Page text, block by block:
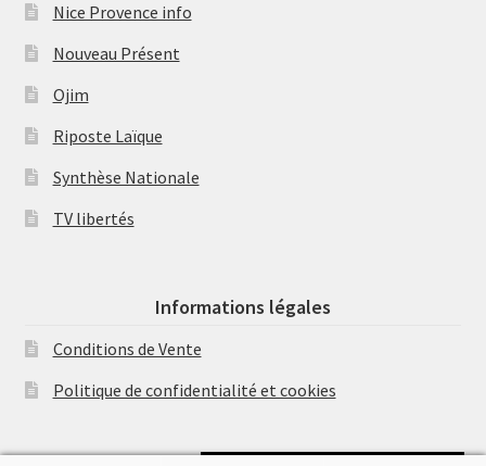
Nice Provence info
Nouveau Présent
Ojim
Riposte Laïque
Synthèse Nationale
TV libertés
Informations légales
Conditions de Vente
Politique de confidentialité et cookies